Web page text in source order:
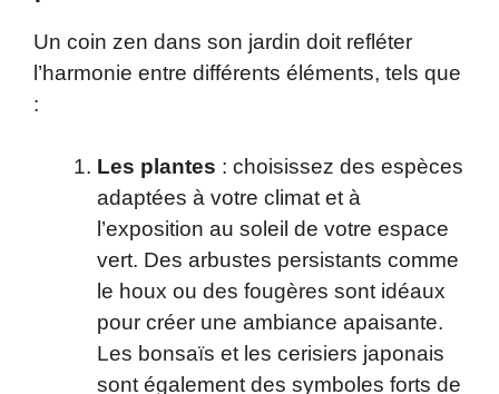
Un coin zen dans son jardin doit refléter
l’harmonie entre différents éléments, tels que
:
Les plantes : choisissez des espèces
adaptées à votre climat et à
l’exposition au soleil de votre espace
vert. Des arbustes persistants comme
le houx ou des fougères sont idéaux
pour créer une ambiance apaisante.
Les bonsaïs et les cerisiers japonais
sont également des symboles forts de